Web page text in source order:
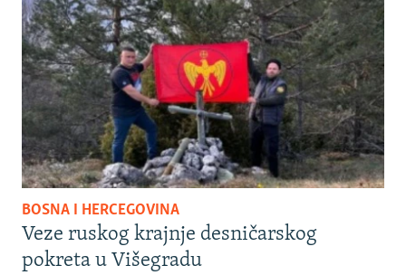
BOSNA I HERCEGOVINA
Veze ruskog krajnje desničarskog
pokreta u Višegradu